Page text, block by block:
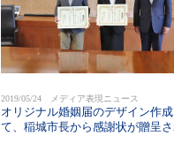
2019/05/24 メディア表現ニュース
オリジナル婚姻届のデザイン作
て、稲城市長から感謝状が贈呈